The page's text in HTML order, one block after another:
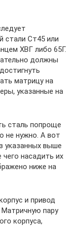
стали Ст45 или
ХВГ либо 65Г.
должны
матрицу на
указанные на
сталь попроще
не нужно. А вот
указанных выше
насадить их
ниже на
и привод
Матричную пару
корпуса,